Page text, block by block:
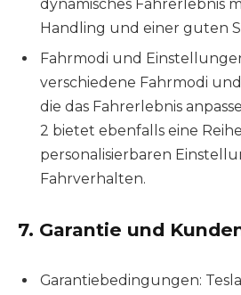
dynamisches Fahrerlebnis
Handling und einer guten
Fahrmodi und
verschiedene Fahrmodi
die das Fahrerlebnis
2 bietet ebenfalls eine
personalisierbaren
Fahrverhalten.
7. Garantie und
Garantiebedingungen: